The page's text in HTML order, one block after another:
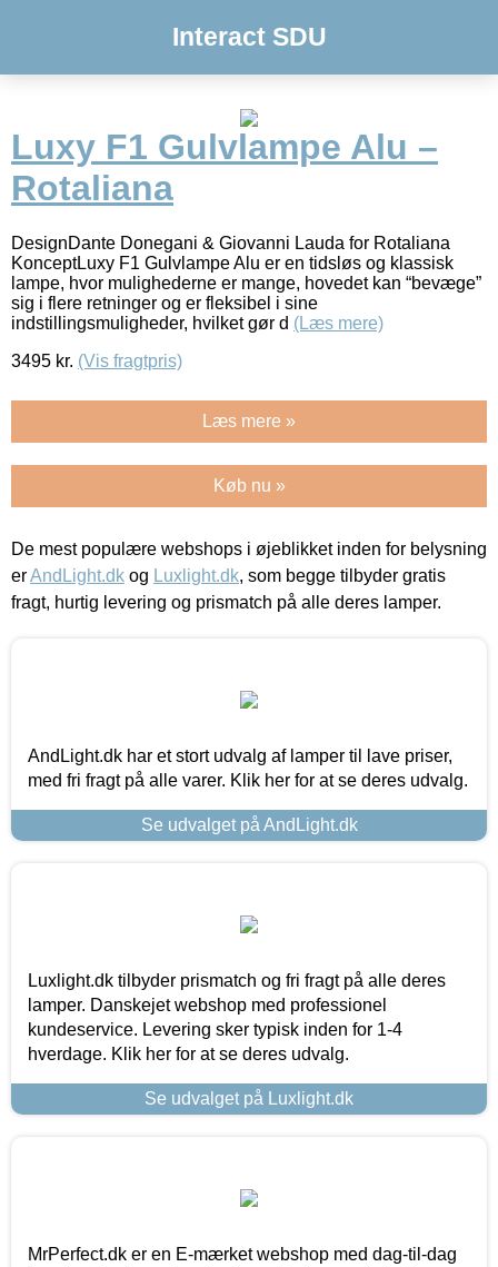
Interact SDU
Luxy F1 Gulvlampe Alu –
Rotaliana
DesignDante Donegani & Giovanni Lauda for Rotaliana
KonceptLuxy F1 Gulvlampe Alu er en tidsløs og klassisk
lampe, hvor mulighederne er mange, hovedet kan “bevæge”
sig i flere retninger og er fleksibel i sine
indstillingsmuligheder, hvilket gør d (Læs mere)
3495 kr. (Vis fragtpris)
Læs mere »
Køb nu »
De mest populære webshops i øjeblikket inden for belysning
erAndLight.dk og Luxlight.dk, som begge tilbyder gratis
fragt, hurtig levering og prismatch på alle deres lamper.
AndLight.dk har et stort udvalg af lamper til lave priser,
med fri fragt på alle varer. Klik her for at se deres udvalg.
Se udvalget på AndLight.dk
Luxlight.dk tilbyder prismatch og fri fragt på alle deres
lamper. Danskejet webshop med professionel
kundeservice. Levering sker typisk inden for 1-4
hverdage. Klik her for at se deres udvalg.
Se udvalget på Luxlight.dk
MrPerfect.dk er en E-mærket webshop med dag-til-dag